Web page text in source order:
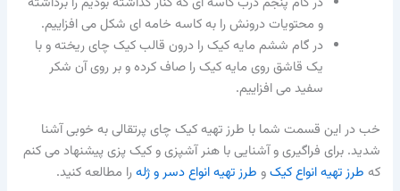
و محتویات درونش را به کاسه خامه ای شکل می افزاییم.
در گام ششم مایه کیک را درون قالب کیک چای ریخته و با
یک قاشق روی مایه کیک را صاف کرده و بر روی آن شکر
سفید می افزاییم.
خب در این قسمت شما با طرز تهیه کیک چای پرتقالی به خوبی آشنا
شدید. برای فراگیری و آشنایی با هنر آشپزی و کیک پزی پیشنهاد می کنم
که طرز تهیه انواع کیکو طرز تهیه انواع دسر و ژلهرا مطالعه کنید.